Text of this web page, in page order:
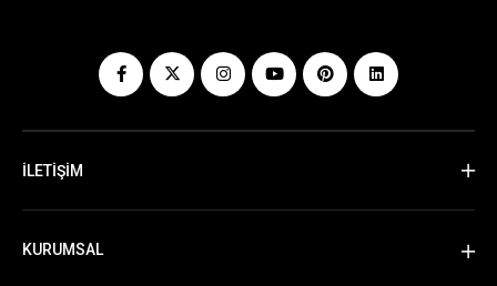
İLETİŞİM
KURUMSAL